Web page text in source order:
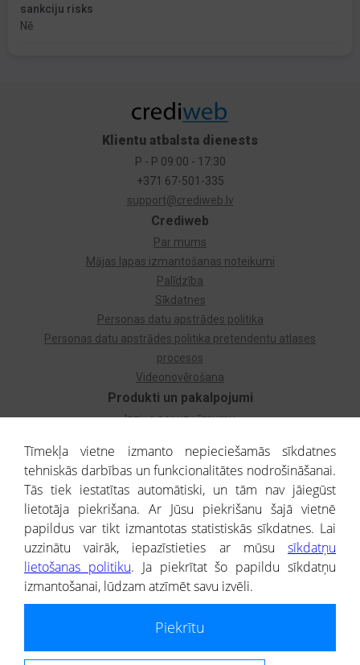
sankciju risks
Nē
Produkti un pakalpojumi
Izziņa par uzņēmumu
Dzimtas koks
Uzņēmumu atlase
Monitorings
Kredītizziņa par ārvalstu uzņēmumiem
Crediweb
Par mums
Mājas lapas izmantošanas noteikumi
Palīdzība
Sīkdatnes
Personas datu apstrādes politika
Personas datu apstrādes politika pretendentu atlases
procesos
Videonovērošana
Klientu atbalsta dienests
P - P 09:00 - 17:30
+371 67-501-335
support@crediweb.lv
® CREDITREFORM Latvija
SIA
Portāla ietvaros saņemtajai informācijai ir uzziņas raksturs, un tai nav
Tīmekļa vietne izmanto nepieciešamās sīkdatnes
tehniskās darbības un funkcionalitātes nodrošināšanai.
Tās tiek iestatītas automātiski, un tām nav jāiegūst
lietotāja piekrišana. Ar Jūsu piekrišanu šajā vietnē
papildus var tikt izmantotas statistiskās sīkdatnes. Lai
uzzinātu vairāk, iepazīstieties ar mūsu sīkdatņu
lietošanas politiku. Ja piekrītat šo papildu sīkdatņu
izmantošanai, lūdzam atzīmēt savu izvēli.
Piekrītu